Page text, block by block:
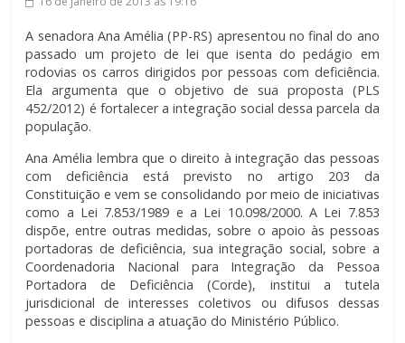
A senadora Ana Amélia (PP-RS) apresentou no final do ano
passado um projeto de lei que isenta do pedágio em
rodovias os carros dirigidos por pessoas com deficiência.
Ela argumenta que o objetivo de sua proposta (PLS
452/2012) é fortalecer a integração social dessa parcela da
população.
Ana Amélia lembra que o direito à integração das pessoas
com deficiência está previsto no artigo 203 da
Constituição e vem se consolidando por meio de iniciativas
como a Lei 7.853/1989 e a Lei 10.098/2000. A Lei 7.853
dispõe, entre outras medidas, sobre o apoio às pessoas
portadoras de deficiência, sua integração social, sobre a
Coordenadoria Nacional para Integração da Pessoa
Portadora de Deficiência (Corde), institui a tutela
jurisdicional de interesses coletivos ou difusos dessas
pessoas e disciplina a atuação do Ministério Público.